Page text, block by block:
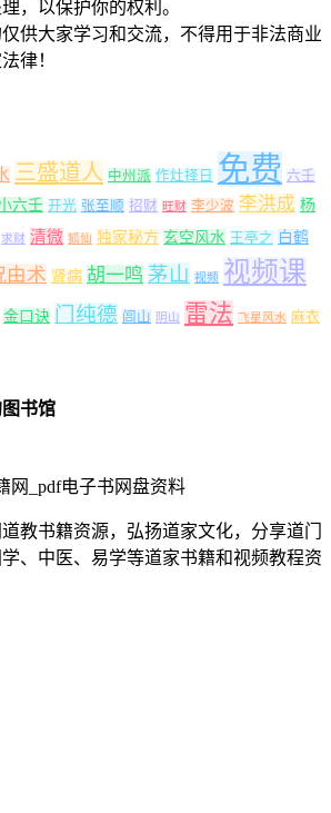
，以保护你的权利。
供大家学习和交流，不得用于非法商业
律！
三盛道人 中州派 作灶择日 免费 六壬
六壬 开光 张至顺 招财 旺财 李少波 李洪成 杨
求财 清微 狐仙 独家秘方 玄空风水 王亭之 白鹤
由术 肾病 胡一鸣 茅山 视频 视频课
金口诀 门纯德 闾山 阴山 雷法 飞星风水 麻衣
书馆
教书籍资源，弘扬道家文化，分享道门
、中医、易学等道家书籍和视频教程资